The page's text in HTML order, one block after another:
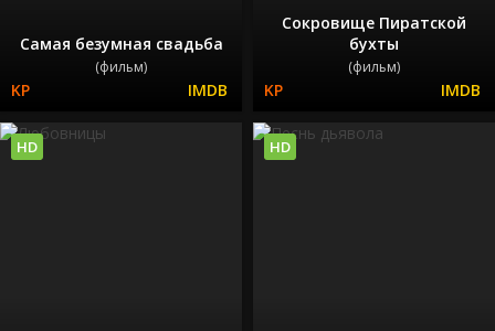
Самая безумная свадьба
(фильм)
Сокровище Пиратской
бухты
(фильм)
HD HD